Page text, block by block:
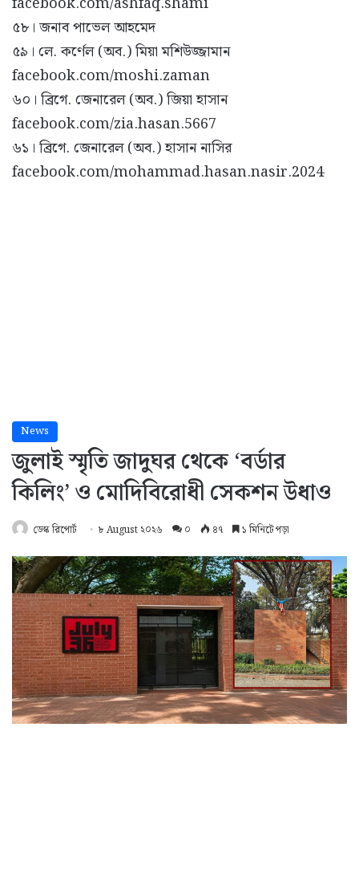
৫৮। জনাব পাভেল আহমেদ
৫৯। লে. কর্ণেল (অব.) মিয়া মশিউজ্জামান
facebook.com/moshi.zaman
৬০। ব্রিগে. জেনারেল (অব.) জিয়া হাসান
facebook.com/zia.hasan.5667
৬১। ব্রিগে. জেনারেল (অব.) হাসান নাসির
facebook.com/mohammad.hasan.nasir.2024